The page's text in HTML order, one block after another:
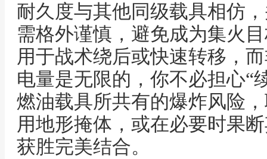
耐久度与其他同级载具相仿
需格外谨慎，避免成为集火
用于战术绕后或快速转移，
电量是无限的，你不必担心“
燃油载具所共有的爆炸风险
用地形掩体，或在必要时果
获胜完美结合。